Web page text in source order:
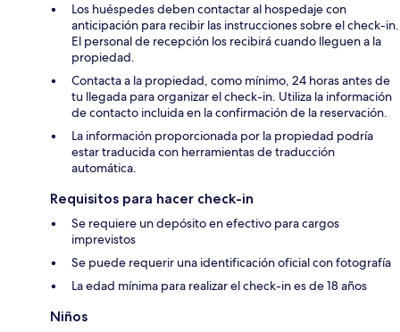
Los huéspedes deben contactar al hospedaje con
anticipación para recibir las instrucciones sobre el check-in.
El personal de recepción los recibirá cuando lleguen a la
propiedad.
Contacta a la propiedad, como mínimo, 24 horas antes de
tu llegada para organizar el check-in. Utiliza la información
de contacto incluida en la confirmación de la reservación.
La información proporcionada por la propiedad podría
estar traducida con herramientas de traducción
automática.
Requisitos para hacer check-in
Se requiere un depósito en efectivo para cargos
imprevistos
Se puede requerir una identificación oficial con fotografía
La edad mínima para realizar el check-in es de 18 años
Niños